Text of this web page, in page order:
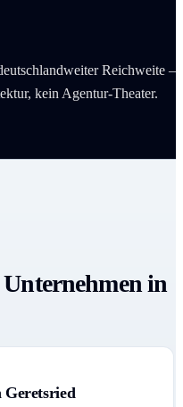
Reichweite –
kein Agentur-Theater.
in
Geretsried